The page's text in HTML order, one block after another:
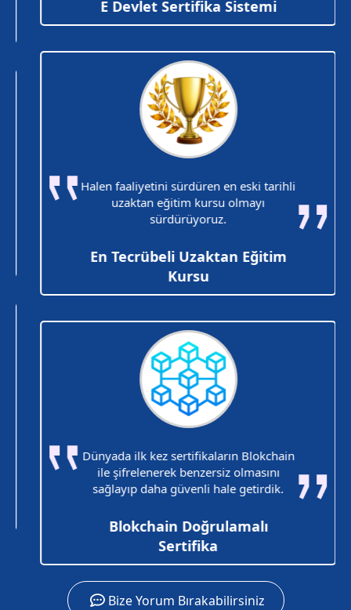
E Devlet Sertifika Sistemi
Halen faaliyetini sürdüren en eski tarihli
uzaktan eğitim kursu olmayı
sürdürüyoruz.
En Tecrübeli Uzaktan Eğitim
Kursu
Dünyada ilk kez sertifikaların Blokchain
ile şifrelenerek benzersiz olmasını
sağlayıp daha güvenli hale getirdik.
Blokchain Doğrulamalı
Sertifika
Bize Yorum Bırakabilirsiniz